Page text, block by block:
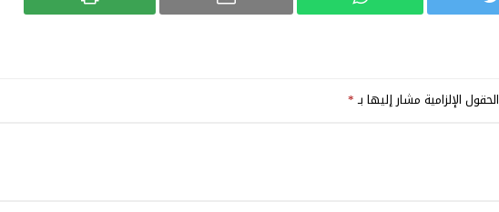
الحقول الإلزامية مشار إليها بـ*